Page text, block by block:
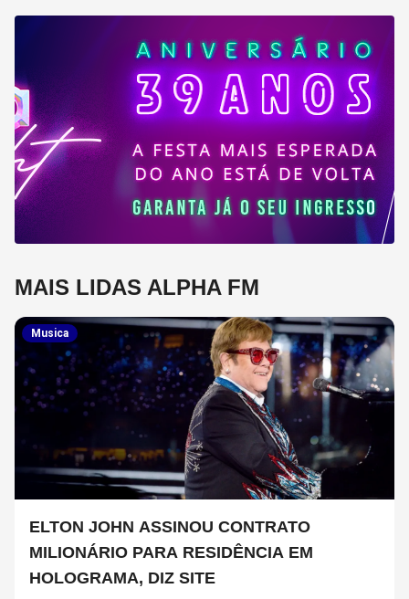
MAIS LIDAS ALPHA FM
Musica
ELTON JOHN ASSINOU CONTRATO
MILIONÁRIO PARA RESIDÊNCIA EM
HOLOGRAMA, DIZ SITE